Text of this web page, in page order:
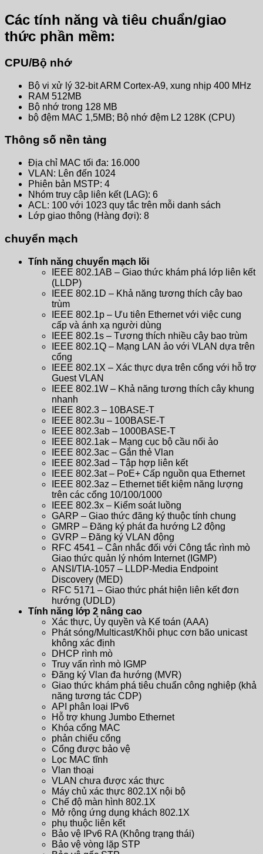
Các tính năng và tiêu chuẩn/giao
thức phần mềm:
CPU/Bộ nhớ
Bộ vi xử lý 32-bit ARM Cortex-A9, xung nhịp 400 MHz
RAM 512MB
Bộ nhớ trong 128 MB
bộ đệm MAC 1,5MB; Bộ nhớ đệm L2 128K (CPU)
Thông số nền tảng
Địa chỉ MAC tối đa: 16.000
VLAN: Lên đến 1024
Phiên bản MSTP: 4
Nhóm truy cập liên kết (LAG): 6
ACL: 100 với 1023 quy tắc trên mỗi danh sách
Lớp giao thông (Hàng đợi): 8
chuyển mạch
Tính năng chuyển mạch lõi
IEEE 802.1AB – Giao thức khám phá lớp liên kết
(LLDP)
IEEE 802.1D – Khả năng tương thích cây bao
trùm
IEEE 802.1p – Ưu tiên Ethernet với việc cung
cấp và ánh xạ người dùng
IEEE 802.1s – Tương thích nhiều cây bao trùm
IEEE 802.1Q – Mạng LAN ảo với VLAN dựa trên
cổng
IEEE 802.1X – Xác thực dựa trên cổng với hỗ trợ
Guest VLAN
IEEE 802.1W – Khả năng tương thích cây khung
nhanh
IEEE 802.3 – 10BASE-T
IEEE 802.3u – 100BASE-T
IEEE 802.3ab – 1000BASE-T
IEEE 802.1ak – Mạng cục bộ cầu nối ảo
IEEE 802.3ac – Gắn thẻ Vlan
IEEE 802.3ad – Tập hợp liên kết
IEEE 802.3at – PoE+ Cấp nguồn qua Ethernet
IEEE 802.3az – Ethernet tiết kiệm năng lượng
trên các cổng 10/100/1000
IEEE 802.3x – Kiểm soát luồng
GARP – Giao thức đăng ký thuộc tính chung
GMRP – Đăng ký phát đa hướng L2 động
GVRP – Đăng ký VLAN động
RFC 4541 – Cân nhắc đối với Công tắc rình mò
Giao thức quản lý nhóm Internet (IGMP)
ANSI/TIA-1057 – LLDP-Media Endpoint
Discovery (MED)
RFC 5171 – Giao thức phát hiện liên kết đơn
hướng (UDLD)
Tính năng lớp 2 nâng cao
Xác thực, Ủy quyền và Kế toán (AAA)
Phát sóng/Multicast/Khôi phục cơn bão unicast
không xác định
DHCP rình mò
Truy vấn rình mò IGMP
Đăng ký Vlan đa hướng (MVR)
Giao thức khám phá tiêu chuẩn công nghiệp (khả
năng tương tác CDP)
API phân loại IPv6
Hỗ trợ khung Jumbo Ethernet
Khóa cổng MAC
phản chiếu cổng
Cổng được bảo vệ
Lọc MAC tĩnh
Vlan thoại
VLAN chưa được xác thực
Máy chủ xác thực 802.1X nội bộ
Chế độ màn hình 802.1X
Mở rộng ứng dụng khách 802.1X
phụ thuộc liên kết
Bảo vệ IPv6 RA (Không trạng thái)
Bảo vệ vòng lặp STP